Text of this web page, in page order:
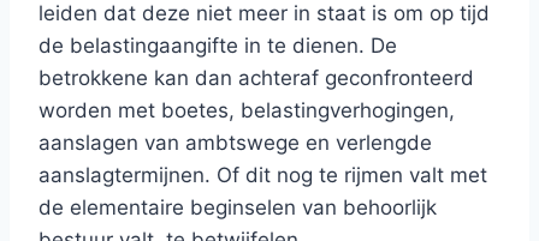
leiden dat deze niet meer in staat is om op tijd
de belastingaangifte in te dienen. De
betrokkene kan dan achteraf geconfronteerd
worden met boetes, belastingverhogingen,
aanslagen van ambtswege en verlengde
aanslagtermijnen. Of dit nog te rijmen valt met
de elementaire beginselen van behoorlijk